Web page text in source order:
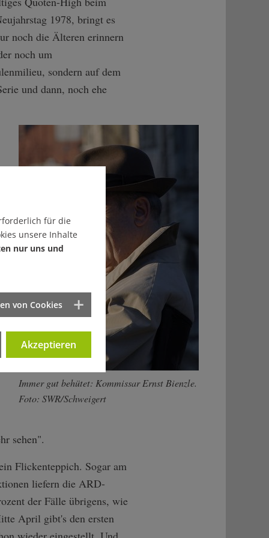
1978, bringt es
noch die Älteren erinnern
noch um
sondern auf dem
und dann, noch ehe
Immer gut behütet: Kommissar Ernst Bienzle.
Foto: SWR/Schweigert
sehen".
Flickenteppich. Sogar am
liefern die ARD-
der Fälle übrigens, wie
April gibt's den ersten
für die
unsere Inhalte
nur uns und
von Cookies
Akzeptieren